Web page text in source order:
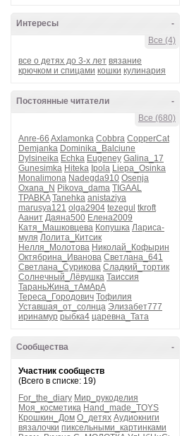
-
Интересы
Все (4)
все о детях до 3-х лет вязание
крючком и спицами кошки кулинария
-
Постоянные читатели
Все (680)
Anre-66 Axlamonka Cobbra CopperCat
Demjanka Dominika_Balciune
Dylsineika Echka Eugeney Galina_17
Gunesimka Hiteka Ipola Liepa_Osinka
Monalimona Nadegda910 Osenja
Oxana_N Pikova_dama TIGAAL
TPABKA Tanehka anistaziya
marusya121 olga2904 tezegul tkroft
Аанит Даяна500 Елена2009
Катя_Машковцева Копушка Лариса-
муля Лолита_Китсик
Нелля_Молотова Николай_Кофырин
Октябрина_Иванова Светлана_641
Светлана_Сурикова Сладкий_тортик
Солнечный_Лёвушка Таиссия
ТараньЖина_тАмАрА
Тереса_Городович Тофилия
Уставшая_от_солнца Элизабет777
иринамур рыбка4 царевна_Тата
-
Сообщества
Участник сообществ
(Всего в списке: 19)
For_the_diary Мир_рукоделия
Моя_косметика Hand_made_TOYS
Крошкин_Дом О_детях Аудиокниги
вязалочки пиксельными_картинками